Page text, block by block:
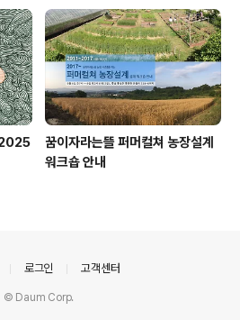
꿈이자라는뜰 퍼머컬쳐 농장설계
워크숍 안내
로그인 고객센터
© Daum Corp.